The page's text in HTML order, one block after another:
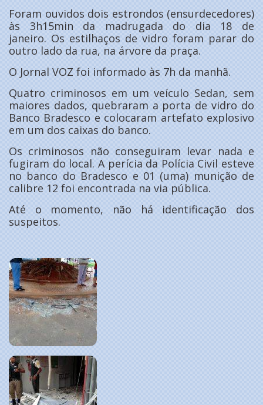
Foram ouvidos dois estrondos (ensurdecedores)
às 3h15min da madrugada do dia 18 de
janeiro. Os estilhaços de vidro foram parar do
outro lado da rua, na árvore da praça.
O Jornal VOZ foi informado às 7h da manhã.
Quatro criminosos em um veículo Sedan, sem
maiores dados, quebraram a porta de vidro do
Banco Bradesco e colocaram artefato explosivo
em um dos caixas do banco.
Os criminosos não conseguiram levar nada e
fugiram do local. A perícia da Polícia Civil esteve
no banco do Bradesco e 01 (uma) munição de
calibre 12 foi encontrada na via pública.
Até o momento, não há identificação dos
suspeitos.